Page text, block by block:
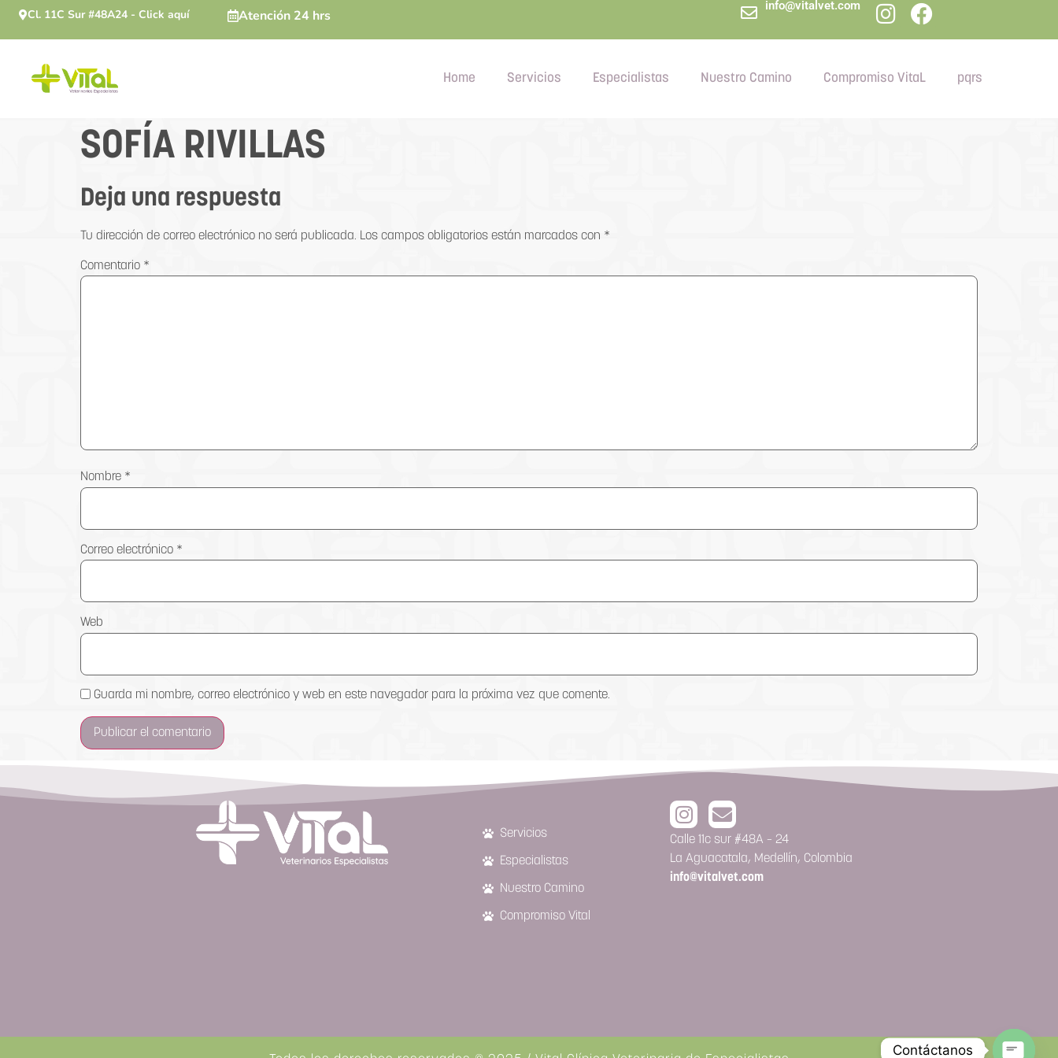
Cl. 11C Sur #48A24 - Click aquí Atención 24 hrs
info@vitalvet.com
Home Servicios Especialistas Nuestro Camino Compromiso VitaL pqrs
SOFÍA RIVILLAS
Deja una respuesta
Tu dirección de correo electrónico no será publicada. Los campos obligatorios están marcados con *
Comentario *
Nombre *
Correo electrónico *
Web
Guarda mi nombre, correo electrónico y web en este navegador para la próxima vez que comente.
Servicios
Especialistas
Nuestro Camino
Compromiso Vital
Calle 11c sur #48A – 24
La Aguacatala, Medellín, Colombia
info@vitalvet.com
Contáctanos